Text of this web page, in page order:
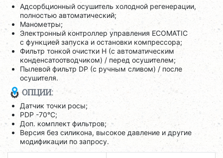
Адсорбционный осушитель холодной регенерации,
полностью автоматический;
Манометры;
Электронный контроллер управления ECOMATIC
с функцией запуска и остановки компрессора;
Фильтр тонкой очистки H (с автоматическим
конденсатоотводчиком) / перед осушителем;
Пылевой фильтр DP (с ручным сливом) / после
осушителя.
ОПЦИИ:
Датчик точки росы;
PDP -70°C;
Доп. комплект фильтров;
Версия без силикона, высокое давление и другие
модификации по запросу.